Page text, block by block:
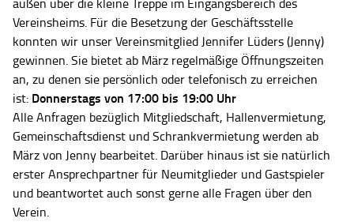
außen über die kleine Treppe im Eingangsbereich des
Vereinsheims. Für die Besetzung der Geschäftsstelle
konnten wir unser Vereinsmitglied Jennifer Lüders (Jenny)
gewinnen. Sie bietet ab März regelmäßige Öffnungszeiten
an, zu denen sie persönlich oder telefonisch zu erreichen
ist: Donnerstags von 17:00 bis 19:00 Uhr
Alle Anfragen bezüglich Mitgliedschaft, Hallenvermietung,
Gemeinschaftsdienst und Schrankvermietung werden ab
März von Jenny bearbeitet. Darüber hinaus ist sie natürlich
erster Ansprechpartner für Neumitglieder und Gastspieler
und beantwortet auch sonst gerne alle Fragen über den
Verein.